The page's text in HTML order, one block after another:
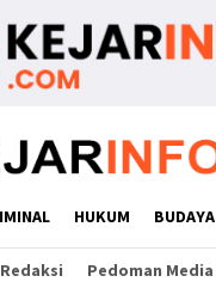
HUKUM BUDAYA
Redaksi Pedoman